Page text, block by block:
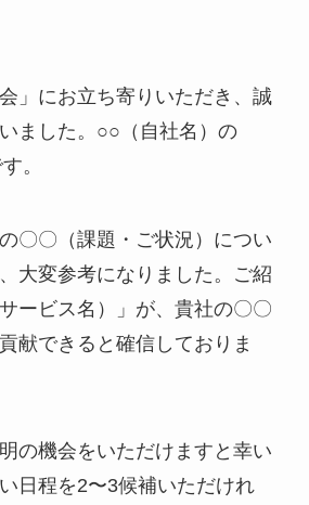
」にお立ち寄りいただき、誠
ました。○○（自社名）の
。
〇〇（課題・ご状況）につい
大変参考になりました。ご紹
ービス名）」が、貴社の〇〇
献できると確信しておりま
の機会をいただけますと幸い
日程を2〜3候補いただけれ